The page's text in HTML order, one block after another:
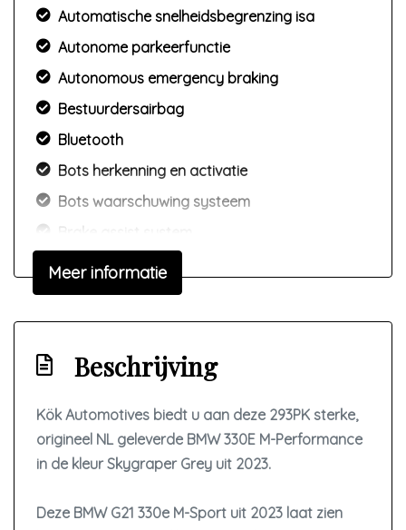
Automatische snelheidsbegrenzing isa
Autonome parkeerfunctie
Autonomous emergency braking
Bestuurdersairbag
Bluetooth
Bots herkenning en activatie
Bots waarschuwing systeem
Brake assist system
Connected services
Dodehoek detectie
Draadloze telefoonlader
Elektronisch stabiliteits programma
Geluidsimulator
Geluidsisolerend glas
Hemelbekleding donker
Hoofd airbag(s) voor
Meer informatie
Beschrijving
Kök Automotives biedt u aan deze 293PK sterke,
origineel NL geleverde BMW 330E M-Performance
in de kleur Skygraper Grey uit 2023.
Deze BMW G21 330e M-Sport uit 2023 laat zien